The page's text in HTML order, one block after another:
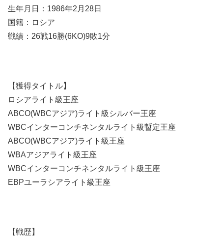
生年月日：1986年2月28日
国籍：ロシア
戦績：26戦16勝(6KO)9敗1分
【獲得タイトル】
ロシアライト級王座
ABCO(WBCアジア)ライト級シルバー王座
WBCインターコンチネンタルライト級暫定王座
ABCO(WBCアジア)ライト級王座
WBAアジアライト級王座
WBCインターコンチネンタルライト級王座
EBPユーラシアライト級王座
【戦歴】